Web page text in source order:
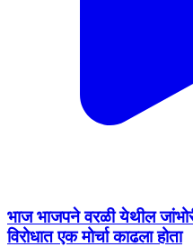
भाज भाजपने वरळी येथील जांभोरी
विरोधात एक मोर्चा काढला होता